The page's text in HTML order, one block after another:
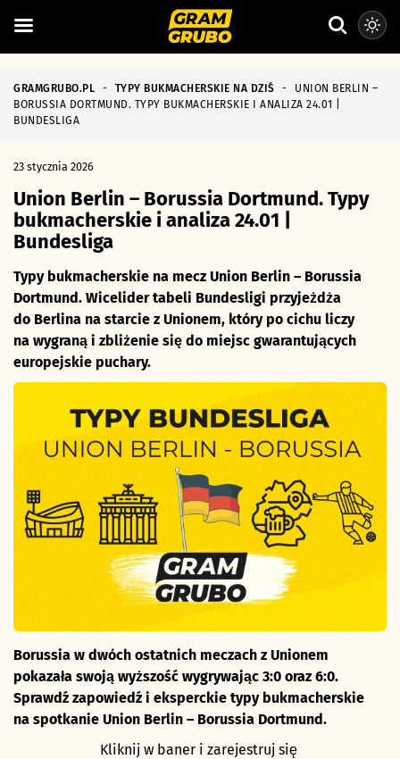
GRAMGRUBO.PL - TYPY BUKMACHERSKIE NA DZIŚ -
UNION BERLIN –
BORUSSIA DORTMUND. TYPY BUKMACHERSKIE I ANALIZA 24.01 |
BUNDESLIGA
23 stycznia 2026
Union Berlin – Borussia Dortmund. Typy
bukmacherskie i analiza 24.01 |
Bundesliga
Typy bukmacherskie na mecz Union Berlin – Borussia
Dortmund. Wicelider tabeli Bundesligi przyjeżdża
do Berlina na starcie z Unionem, który po cichu liczy
na wygraną i zbliżenie się do miejsc gwarantujących
europejskie puchary.
Borussia w dwóch ostatnich meczach z Unionem
pokazała swoją wyższość wygrywając 3:0 oraz 6:0.
Sprawdź zapowiedź i eksperckie typy bukmacherskie
na spotkanie Union Berlin – Borussia Dortmund.
Kliknij w baner i zarejestruj się